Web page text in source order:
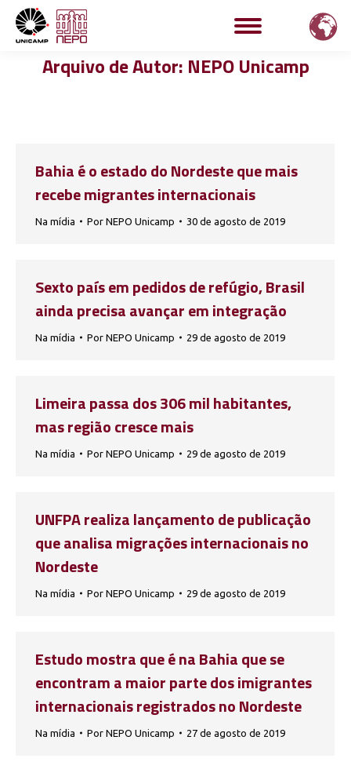
Arquivo de Autor: NEPO Unicamp
Bahia é o estado do Nordeste que mais
recebe migrantes internacionais
Na mídia Por NEPO Unicamp 30 de agosto de 2019
Sexto país em pedidos de refúgio, Brasil
ainda precisa avançar em integração
Na mídia Por NEPO Unicamp 29 de agosto de 2019
Limeira passa dos 306 mil habitantes,
mas região cresce mais
Na mídia Por NEPO Unicamp 29 de agosto de 2019
UNFPA realiza lançamento de publicação
que analisa migrações internacionais no
Nordeste
Na mídia Por NEPO Unicamp 29 de agosto de 2019
Estudo mostra que é na Bahia que se
encontram a maior parte dos imigrantes
internacionais registrados no Nordeste
Na mídia Por NEPO Unicamp 27 de agosto de 2019